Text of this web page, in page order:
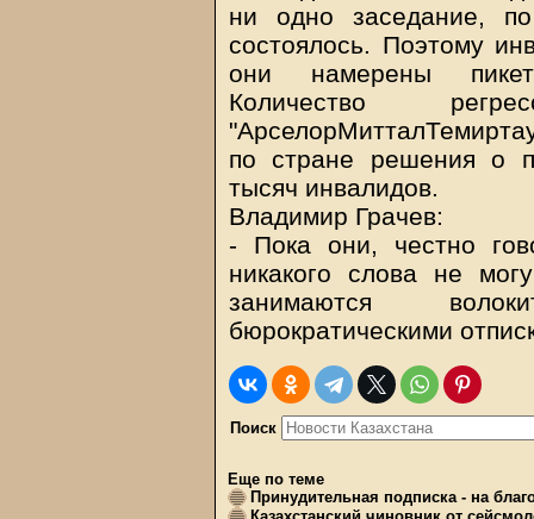
ни одно заседание,
состоялось. Поэтому
они намерены
Количество
по стране решения о
тысяч инвалидов.
Владимир Грачев:
- Пока они, честно
никакого слова не
занимаются
бюрократическими
Поиск
Еще по теме
Принудительная подписка - на